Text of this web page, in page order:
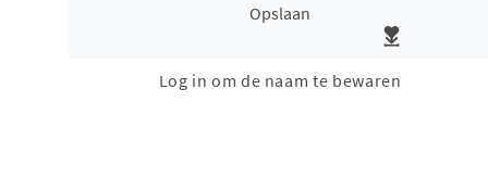
Opslaan
Log in om de naam te bewaren